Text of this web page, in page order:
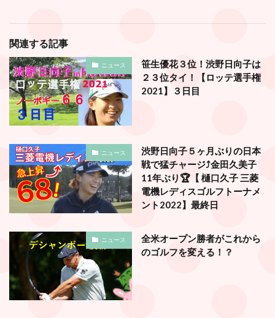
関連する記事
ニュース
笹生優花３位！渋野日向子は
２３位タイ！【ロッテ選手権
2021】３日目
ニュース
渋野日向子５ヶ月ぶりの日本
戦で猛チャージ⤴️金田久美子
11年ぶり🏆【 樋口久子 三菱
電機レディスゴルフトーナメ
ント2022】最終日
ニュース
全米オープン勝者がこれから
のゴルフを変える！？